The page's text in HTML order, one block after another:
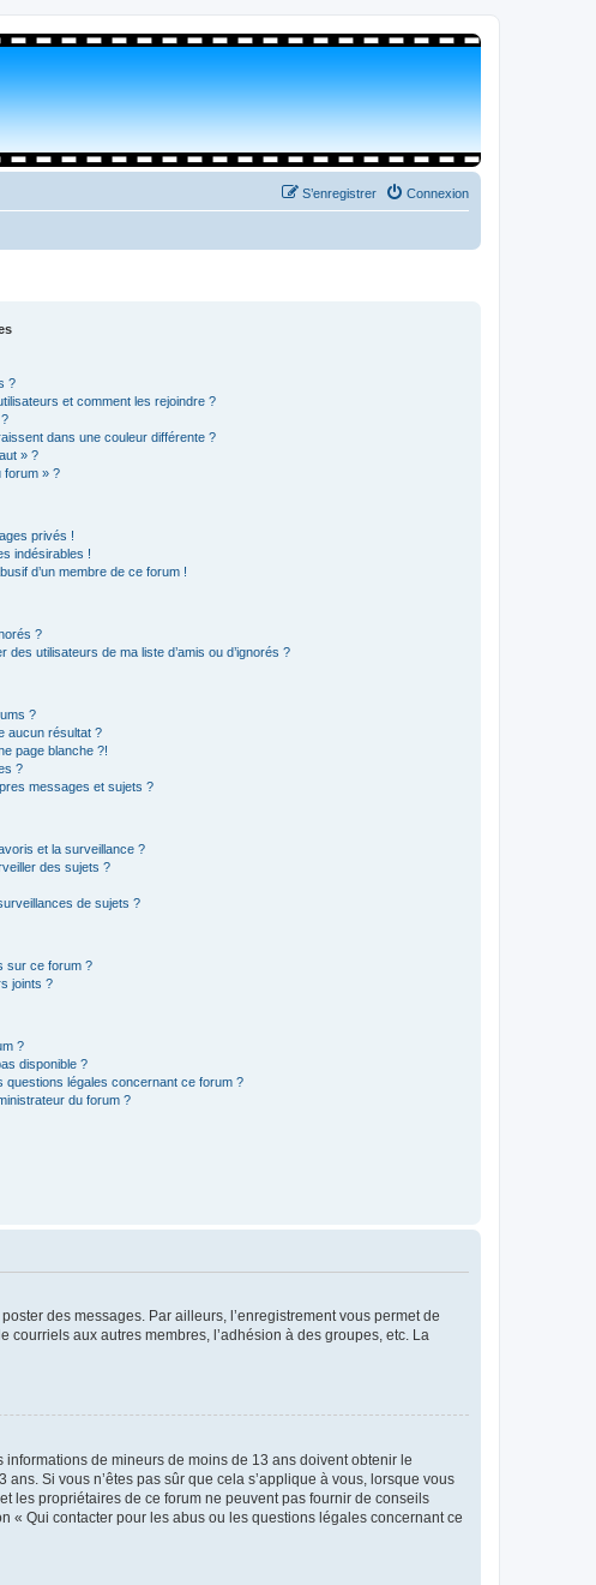
Connexion
S’enregistrer
?
et comment les rejoindre ?
dans une couleur différente ?
» ?
forum » ?
privés !
indésirables !
d’un membre de ce forum !
?
des utilisateurs de ma liste d’amis ou d’ignorés ?
?
aucun résultat ?
page blanche ?!
?
messages et sujets ?
et la surveillance ?
des sujets ?
de sujets ?
sur ce forum ?
joints ?
?
disponible ?
questions légales concernant ce forum ?
du forum ?
des messages. Par ailleurs, l’enregistrement vous permet de
aux autres membres, l’adhésion à des groupes, etc. La
de mineurs de moins de 13 ans doivent obtenir le
Si vous n’êtes pas sûr que cela s’applique à vous, lorsque vous
les propriétaires de ce forum ne peuvent pas fournir de conseils
« Qui contacter pour les abus ou les questions légales concernant ce